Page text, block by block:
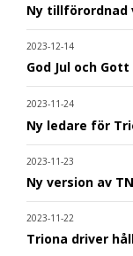
Ny tillförordnad
2023-12-14
God Jul och
2023-11-24
Ny ledare för
2023-11-23
Ny version av
2023-11-22
Triona driver